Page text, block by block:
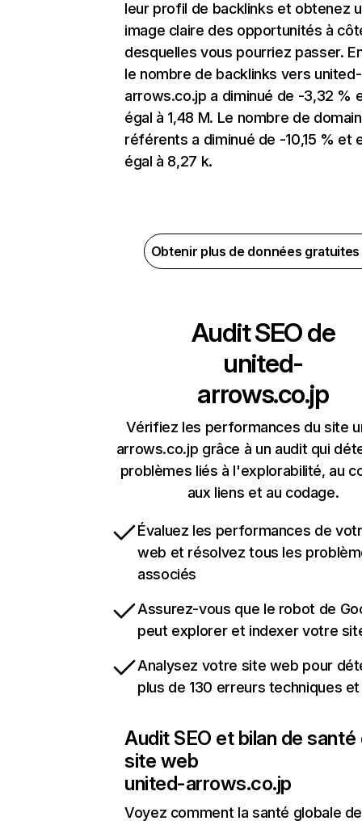
leur profil de backlinks et obtenez
image claire des opportunités à
desquelles vous pourriez passer.
le nombre de backlinks vers united-
arrows.co.jp a diminué de -3,32 %
égal à 1,48 M. Le nombre de
référents a diminué de -10,15 % et
égal à 8,27 k.
Obtenir plus de données
Audit SEO de
united-
arrows.co.jp
Vérifiez les performances du site
arrows.co.jp grâce à un audit qui
problèmes liés à l'explorabilité, au
aux liens et au codage.
Évaluez les performances de
web et résolvez tous les
associés
Assurez-vous que le robot de
peut explorer et indexer votre
Analysez votre site web pour
plus de 130 erreurs techniques et
Audit SEO et bilan de santé
site web
united-arrows.co.jp
Voyez comment la santé globale